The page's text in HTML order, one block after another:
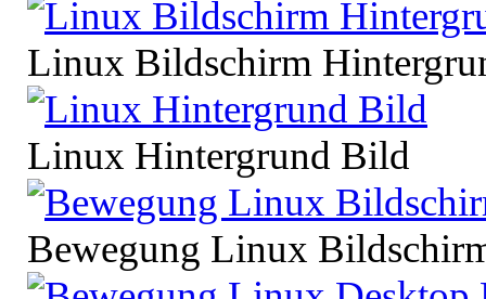
Linux Bildschirm
Linux Hintergrund Bild
Bewegung Linux